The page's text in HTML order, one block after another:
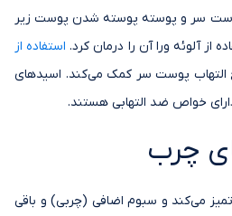
سر و پوسته پوسته شدن پوست زیر
از آلوئه ورا آن را درمان کرد. استفاده از
التهاب پوست سر کمک می‌کند. اسیدهای
خواص ضد التهابی هستند.
چرب
می‌کند و سبوم اضافی (چربی) و باقی